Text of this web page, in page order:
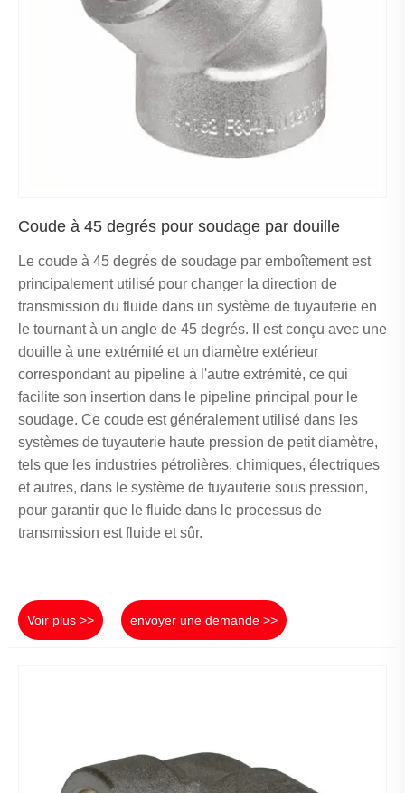
Coude à 45 degrés pour soudage par douille
Le coude à 45 degrés de soudage par emboîtement est
principalement utilisé pour changer la direction de
transmission du fluide dans un système de tuyauterie en
le tournant à un angle de 45 degrés. Il est conçu avec une
douille à une extrémité et un diamètre extérieur
correspondant au pipeline à l'autre extrémité, ce qui
facilite son insertion dans le pipeline principal pour le
soudage. Ce coude est généralement utilisé dans les
systèmes de tuyauterie haute pression de petit diamètre,
tels que les industries pétrolières, chimiques, électriques
et autres, dans le système de tuyauterie sous pression,
pour garantir que le fluide dans le processus de
transmission est fluide et sûr.
Voir plus >> envoyer une demande >>